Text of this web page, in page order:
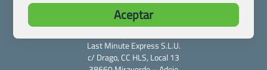
Todas las páginas – sitemap
Last Minute Express S.L.U.
c/ Drago, CC HLS, Local 13
Aceptar